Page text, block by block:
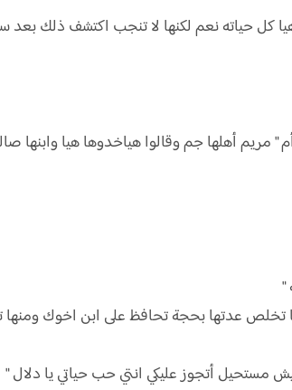
حياته نعم لكنها لا تنجب اكتشف ذلك بعد
أهلها جم وقالوا هياخدوها هيا وابنها
"
عدتها بحجة تحافظ على ابن اخوك ومنها
أتجوز عليكي انتي حب حياتي يا دلال "